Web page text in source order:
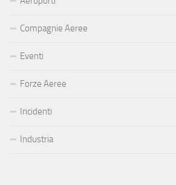
Compagnie Aeree
Eventi
Forze Aeree
Incidenti
Industria